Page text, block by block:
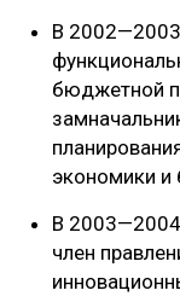
В 2002—2003
бюджетной
экономики и
В
член